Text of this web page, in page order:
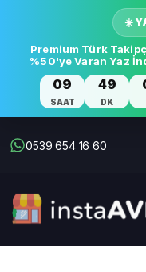
☀️
Premium Türk
%50'ye Varan Yaz
09
SAAT
49
DK
0539 654 16 60